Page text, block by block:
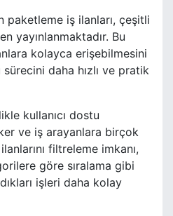
paketleme iş ilanları, çeşitli
yayınlanmaktadır. Bu
kolayca erişebilmesini
daha hızlı ve pratik
kullanıcı dostu
ve iş arayanlara birçok
filtreleme imkanı,
göre sıralama gibi
işleri daha kolay